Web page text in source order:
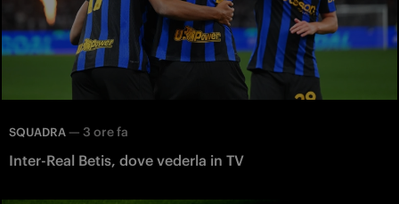
SQUADRA — 3 ore fa
Inter-Real Betis, dove vederla in TV